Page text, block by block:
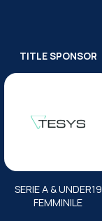
TITLE SPONSOR
SERIE A & UNDER19
FEMMINILE